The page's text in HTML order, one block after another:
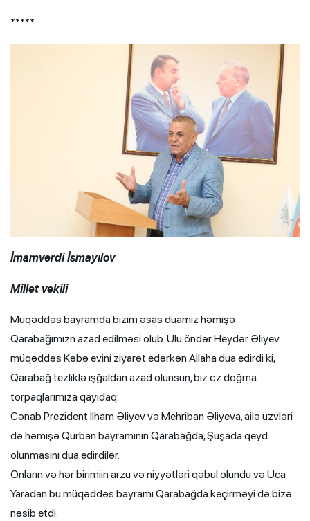
*****
İmamverdi İsmayılov
Millət vəkili
Müqəddəs bayramda bizim əsas duamız həmişə
Qarabağımızn azad edilməsi olub. Ulu öndər Heydər Əliyev
müqəddəs Kəbə evini ziyarət edərkən Allaha dua edirdi ki,
Qarabağ tezliklə işğaldan azad olunsun, biz öz doğma
torpaqlarımıza qayıdaq.
Cənab Prezident İlham Əliyev və Mehriban Əliyeva, ailə üzvləri
də həmişə Qurban bayramının Qarabağda, Şuşada qeyd
olunmasını dua edirdilər.
Onların və hər birimiin arzu və niyyətləri qəbul olundu və Uca
Yaradan bu müqəddəs bayramı Qarabağda keçirməyi də bizə
nəsib etdi.